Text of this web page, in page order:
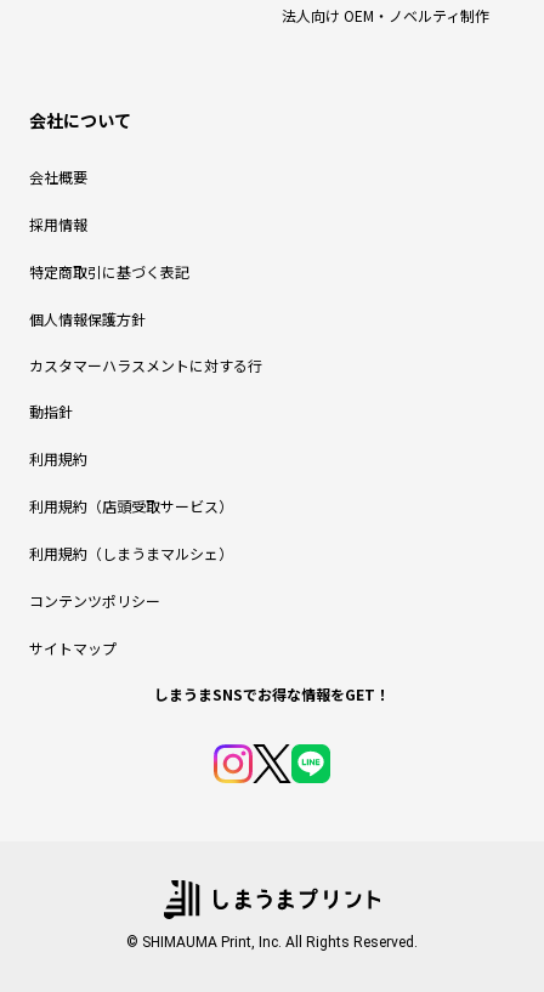
法人向け OEM・ノベルティ制作
会社について
会社概要
採用情報
特定商取引に基づく表記
個人情報保護方針
カスタマーハラスメントに対する行
動指針
利用規約
利用規約（店頭受取サービス）
利用規約（しまうまマルシェ）
コンテンツポリシー
サイトマップ
しまうまSNSでお得な情報をGET！
© SHIMAUMA Print, Inc. All Rights Reserved.